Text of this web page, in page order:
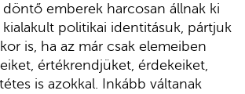
emberek harcosan állnak ki
politikai identitásuk, pártjuk
is, ha az már csak elemeiben
értékrendjüket, érdekeiket,
is azokkal. Inkább váltanak